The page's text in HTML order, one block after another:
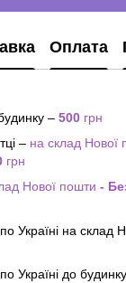
Оплата
– 500 грн
– на склад Нової
грн
Нової пошти -
Україні на склад
Україні до